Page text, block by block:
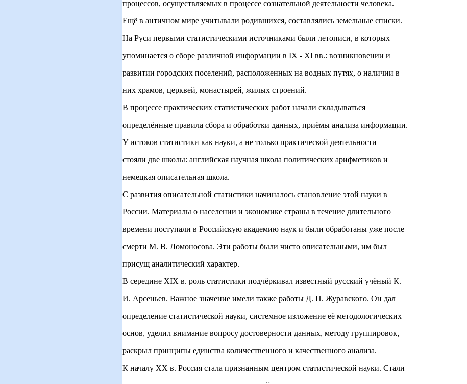
процессов, осуществляемых в процессе сознательной деятельности человека.
Ещё в античном мире учитывали родившихся, составлялись земельные списки.
На Руси первыми статистическими источниками были летописи, в которых
упоминается о сборе различной информации в IX - XI вв.: возникновении и
развитии городских поселений, расположенных на водных путях, о наличии в
них храмов, церквей, монастырей, жилых строений.
В процессе практических статистических работ начали складываться
определённые правила сбора и обработки данных, приёмы анализа информации.
У истоков статистики как науки, а не только практической деятельности
стояли две школы: английская научная школа политических арифметиков и
немецкая описательная школа.
С развития описательной статистики начиналось становление этой науки в
России. Материалы о населении и экономике страны в течение длительного
времени поступали в Российскую академию наук и были обработаны уже после
смерти М. В. Ломоносова. Эти работы были чисто описательными, им был
присущ аналитический характер.
В середине XIX в. роль статистики подчёркивал известный русский учёный К.
И. Арсеньев. Важное значение имели также работы Д. П. Журавского. Он дал
определение статистической науки, системное изложение её методологических
основ, уделил внимание вопросу достоверности данных, методу группировок,
раскрыл принципы единства количественного и качественного анализа.
К началу XX в. Россия стала признанным центром статистической науки. Стали